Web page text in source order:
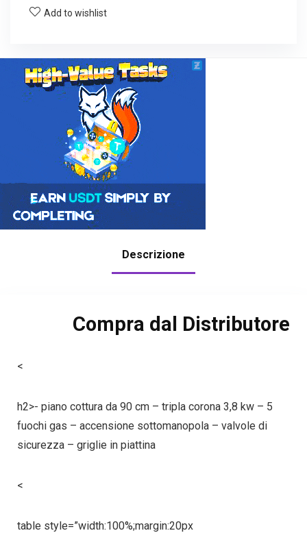
Add to wishlist
Descrizione
Compra dal Distributore
<
h2>- piano cottura da 90 cm – tripla corona 3,8 kw – 5
fuochi gas – accensione sottomanopola – valvole di
sicurezza – griglie in piattina
<
table style=”width:100%;margin:20px